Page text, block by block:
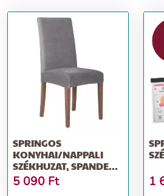
SPRINGOS
KONYHAI/NAPPALI
SZÉKHUZAT, SPANDEX
ANYAG, SÖTÉTSZÜRKE
5 090 Ft 1